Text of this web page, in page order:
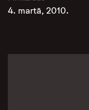
4. martā, 2010.